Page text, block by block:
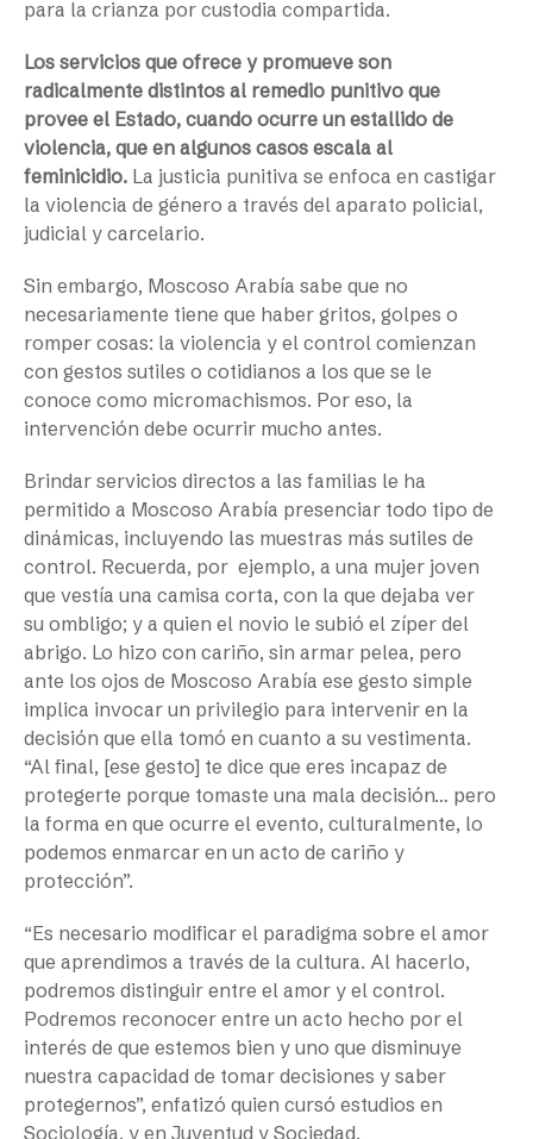
para la crianza por custodia compartida.
Los servicios que ofrece y promueve son
radicalmente distintos al remedio punitivo que
provee el Estado, cuando ocurre un estallido de
violencia, que en algunos casos escala al
feminicidio. La justicia punitiva se enfoca en castigar
la violencia de género a través del aparato policial,
judicial y carcelario.
Sin embargo, Moscoso Arabía sabe que no
necesariamente tiene que haber gritos, golpes o
romper cosas: la violencia y el control comienzan
con gestos sutiles o cotidianos a los que se le
conoce como micromachismos. Por eso, la
intervención debe ocurrir mucho antes.
Brindar servicios directos a las familias le ha
permitido a Moscoso Arabía presenciar todo tipo de
dinámicas, incluyendo las muestras más sutiles de
control. Recuerda, por ejemplo, a una mujer joven
que vestía una camisa corta, con la que dejaba ver
su ombligo; y a quien el novio le subió el zíper del
abrigo. Lo hizo con cariño, sin armar pelea, pero
ante los ojos de Moscoso Arabía ese gesto simple
implica invocar un privilegio para intervenir en la
decisión que ella tomó en cuanto a su vestimenta.
“Al final, [ese gesto] te dice que eres incapaz de
protegerte porque tomaste una mala decisión… pero
la forma en que ocurre el evento, culturalmente, lo
podemos enmarcar en un acto de cariño y
protección”.
“Es necesario modificar el paradigma sobre el amor
que aprendimos a través de la cultura. Al hacerlo,
podremos distinguir entre el amor y el control.
Podremos reconocer entre un acto hecho por el
interés de que estemos bien y uno que disminuye
nuestra capacidad de tomar decisiones y saber
protegernos”, enfatizó quien cursó estudios en
Sociología, y en Juventud y Sociedad.